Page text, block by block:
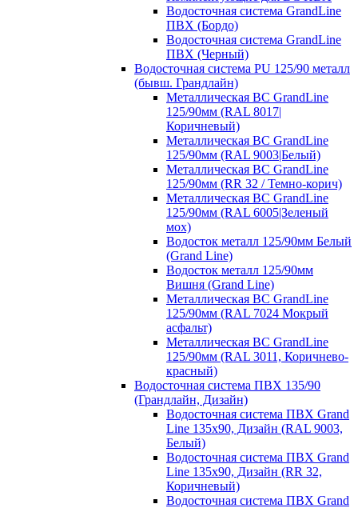
Водосточная система GrandLine
ПВХ (Бордо)
Водосточная система GrandLine
ПВХ (Черный)
Водосточная система PU 125/90 металл
(бывш. Грандлайн)
Металлическая ВС GrandLine
125/90мм (RAL 8017|
Коричневый)
Металлическая ВС GrandLine
125/90мм (RAL 9003|Белый)
Металлическая ВС GrandLine
125/90мм (RR 32 / Темно-корич)
Металлическая ВС GrandLine
125/90мм (RAL 6005|Зеленый
мох)
Водосток металл 125/90мм Белый
(Grand Line)
Водосток металл 125/90мм
Вишня (Grand Line)
Металлическая ВС GrandLine
125/90мм (RAL 7024 Мокрый
асфальт)
Металлическая ВС GrandLine
125/90мм (RAL 3011, Коричнево-
красный)
Водосточная система ПВХ 135/90
(Грандлайн, Дизайн)
Водосточная система ПВХ Grand
Line 135х90, Дизайн (RAL 9003,
Белый)
Водосточная система ПВХ Grand
Line 135х90, Дизайн (RR 32,
Коричневый)
Водосточная система ПВХ Grand